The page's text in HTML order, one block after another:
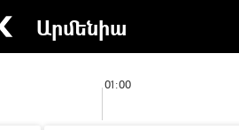
Արմենիա
01:00